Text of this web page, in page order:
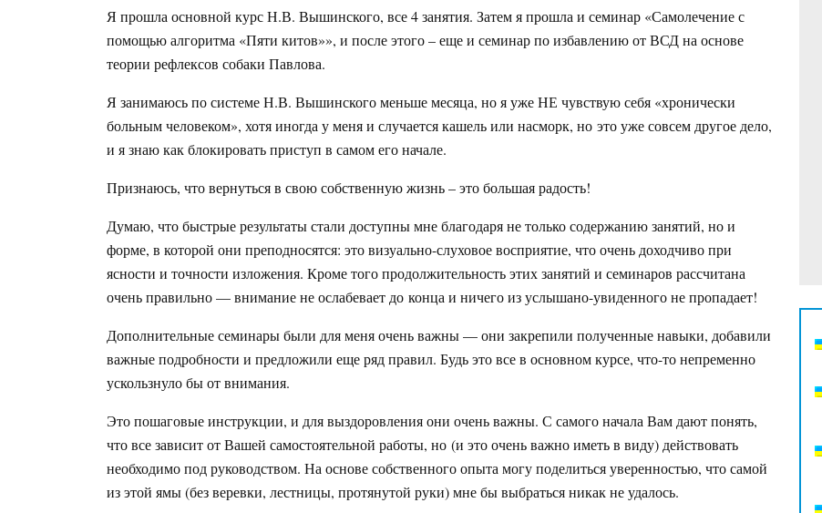
Я прошла основной курс Н.В. Вышинского, все 4 занятия. Затем я прошла и семинар «Самолечение с
помощью алгоритма «Пяти китов»», и после этого – еще и семинар по избавлению от ВСД на основе
теории рефлексов собаки Павлова.
Я занимаюсь по системе Н.В. Вышинского меньше месяца, но я уже НЕ чувствую себя «хронически
больным человеком», хотя иногда у меня и случается кашель или насморк, но это уже совсем другое дело,
и я знаю как блокировать приступ в самом его начале.
Признаюсь, что вернуться в свою собственную жизнь – это большая радость!
Думаю, что быстрые результаты стали доступны мне благодаря не только содержанию занятий, но и
форме, в которой они преподносятся: это визуально-слуховое восприятие, что очень доходчиво при
ясности и точности изложения. Кроме того продолжительность этих занятий и семинаров рассчитана
очень правильно — внимание не ослабевает до конца и ничего из услышано-увиденного не пропадает!
Дополнительные семинары были для меня очень важны — они закрепили полученные навыки, добавили
важные подробности и предложили еще ряд правил. Будь это все в основном курсе, что-то непременно
ускользнуло бы от внимания.
Это пошаговые инструкции, и для выздоровления они очень важны. С самого начала Вам дают понять,
что все зависит от Вашей самостоятельной работы, но (и это очень важно иметь в виду) действовать
необходимо под руководством. На основе собственного опыта могу поделиться уверенностью, что самой
из этой ямы (без веревки, лестницы, протянутой руки) мне бы выбраться никак не удалось.